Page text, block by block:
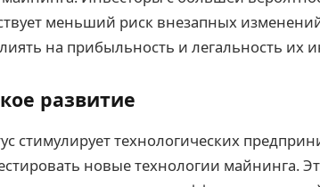
меньший риск внезапных
на прибыльность и легальность их
развитие
стимулирует технологических
новые технологии майнинга.